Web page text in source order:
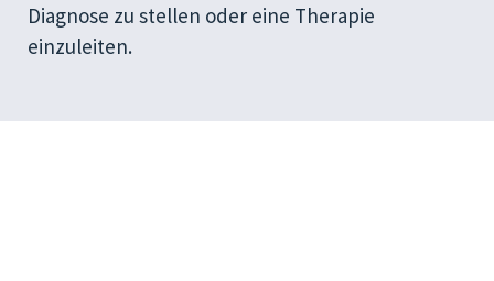
Diagnose zu stellen oder eine Therapie
einzuleiten.